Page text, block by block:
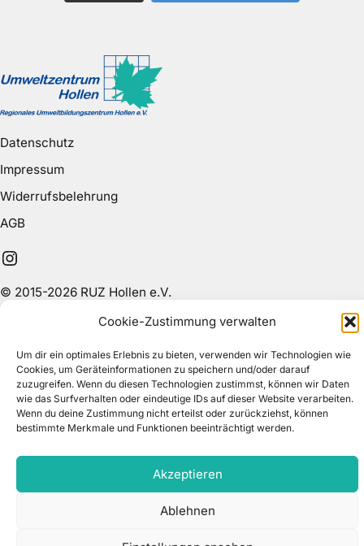
Cookie-Zustimmung verwalten
Um dir ein optimales Erlebnis zu bieten, verwenden wir Technologien wie
Cookies, um Geräteinformationen zu speichern und/oder darauf
zuzugreifen. Wenn du diesen Technologien zustimmst, können wir Daten
wie das Surfverhalten oder eindeutige IDs auf dieser Website verarbeiten.
Wenn du deine Zustimmung nicht erteilst oder zurückziehst, können
bestimmte Merkmale und Funktionen beeinträchtigt werden.
Akzeptieren
Ablehnen
© 2015-2026 RUZ Hollen e.V.
Datenschutz
Impressum
Widerrufsbelehrung
AGB